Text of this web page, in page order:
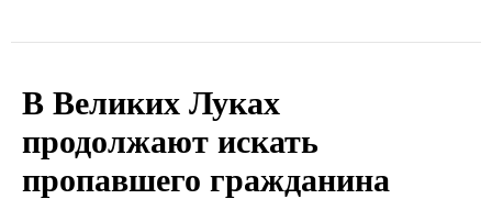
В Великих Луках
продолжают искать
пропавшего гражданина